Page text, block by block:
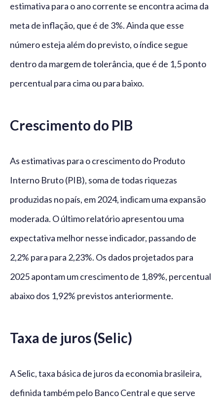
estimativa para o ano corrente se encontra acima da
meta de inflação, que é de 3%. Ainda que esse
número esteja além do previsto, o índice segue
dentro da margem de tolerância, que é de 1,5 ponto
percentual para cima ou para baixo.
Crescimento do PIB
As estimativas para o crescimento do Produto
Interno Bruto (PIB), soma de todas riquezas
produzidas no país, em 2024, indicam uma expansão
moderada. O último relatório apresentou uma
expectativa melhor nesse indicador, passando de
2,2% para para 2,23%. Os dados projetados para
2025 apontam um crescimento de 1,89%, percentual
abaixo dos 1,92% previstos anteriormente.
Taxa de juros (Selic)
A Selic, taxa básica de juros da economia brasileira,
definida também pelo Banco Central e que serve